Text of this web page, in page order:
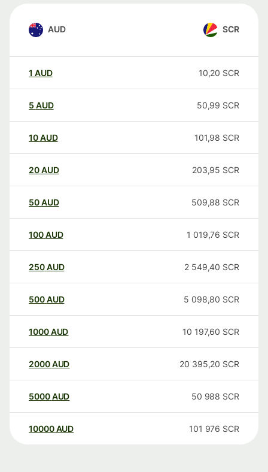
AUD SCR
1 AUD 10,20 SCR
5 AUD 50,99 SCR
10AUD 101,98 SCR
20AUD 203,95 SCR
50AUD 509,88 SCR
100AUD 1 019,76 SCR
250AUD 2 549,40 SCR
500AUD 5 098,80 SCR
1000AUD 10 197,60 SCR
2000AUD 20 395,20 SCR
5000AUD 50 988 SCR
10000 AUD 101 976 SCR